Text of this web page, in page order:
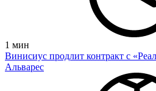
1 мин
Винисиус продлит контракт с
Альварес